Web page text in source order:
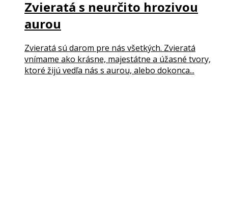
Zvieratá s neurčito hrozivou
aurou
Zvieratá sú darom pre nás všetkých. Zvieratá
vnímame ako krásne, majestátne a úžasné tvory,
ktoré žijú vedľa nás s aurou, alebo dokonca...